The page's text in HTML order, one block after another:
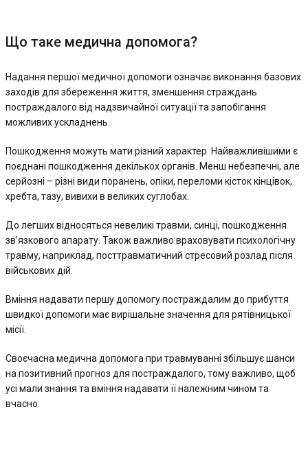
Що таке медична допомога?
Надання першої медичної допомоги означає виконання базових
заходів для збереження життя, зменшення страждань
постраждалого від надзвичайної ситуації та запобігання
можливих ускладнень.
Пошкодження можуть мати різний характер. Найважливішими є
поєднані пошкодження декількох органів. Менш небезпечні, але
серйозні – різні види поранень, опіки, переломи кісток кінцівок,
хребта, тазу, вивихи в великих суглобах.
До легших відносяться невеликі травми, синці, пошкодження
зв'язкового апарату. Також важливо враховувати психологічну
травму, наприклад, посттравматичний стресовий розлад після
військових дій.
Вміння надавати першу допомогу постраждалим до прибуття
швидкої допомоги має вирішальне значення для рятівницької
місії.
Своєчасна медична допомога при травмуванні збільшує шанси
на позитивний прогноз для постраждалого, тому важливо, щоб
усі мали знання та вміння надавати її належним чином та
вчасно.